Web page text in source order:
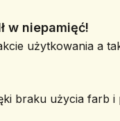
w niepamięć!
użytkowania a
braku użycia farb i